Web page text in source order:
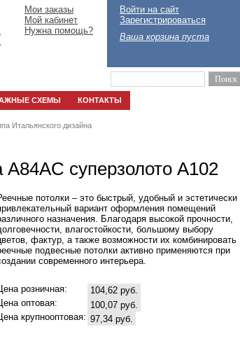
СХЕМЫ КОНТАКТЫ
Мои заказы
Мой кабинет
Нужна помощь?
Войти на сайт
Зарегистрироваться
Ваша корзина пуста
Итальянского дизайна
A84AC суперзолото А102
потолки – это быстрый, удобный и эстетически
вариант оформления помещений
назначения. Благодаря высокой прочности,
влагостойкости, большому выбору
фактур, а также возможности их комбинировать
подвесные потолки активно применяются при
современного интерьера.
Цена розничная:
104,62 руб.
оптовая:
100,07 руб.
крупнооптовая: 97,34 руб.